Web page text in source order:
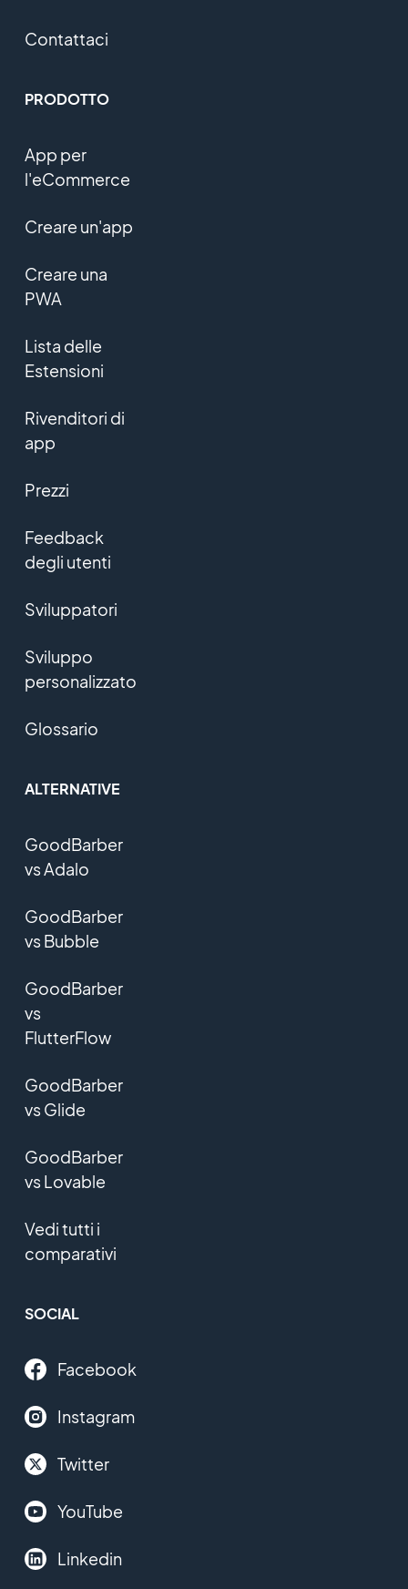
Contattaci
PRODOTTO
App per
l'eCommerce
Creare un'app
Creare una
PWA
Lista delle
Estensioni
Rivenditori di
app
Prezzi
Feedback
degli utenti
Sviluppatori
Sviluppo
personalizzato
Glossario
ALTERNATIVE
GoodBarber
vs Adalo
GoodBarber
vs Bubble
GoodBarber
vs
FlutterFlow
GoodBarber
vs Glide
GoodBarber
vs Lovable
Vedi tutti i
comparativi
SOCIAL
Facebook
Instagram
Twitter
YouTube
Linkedin